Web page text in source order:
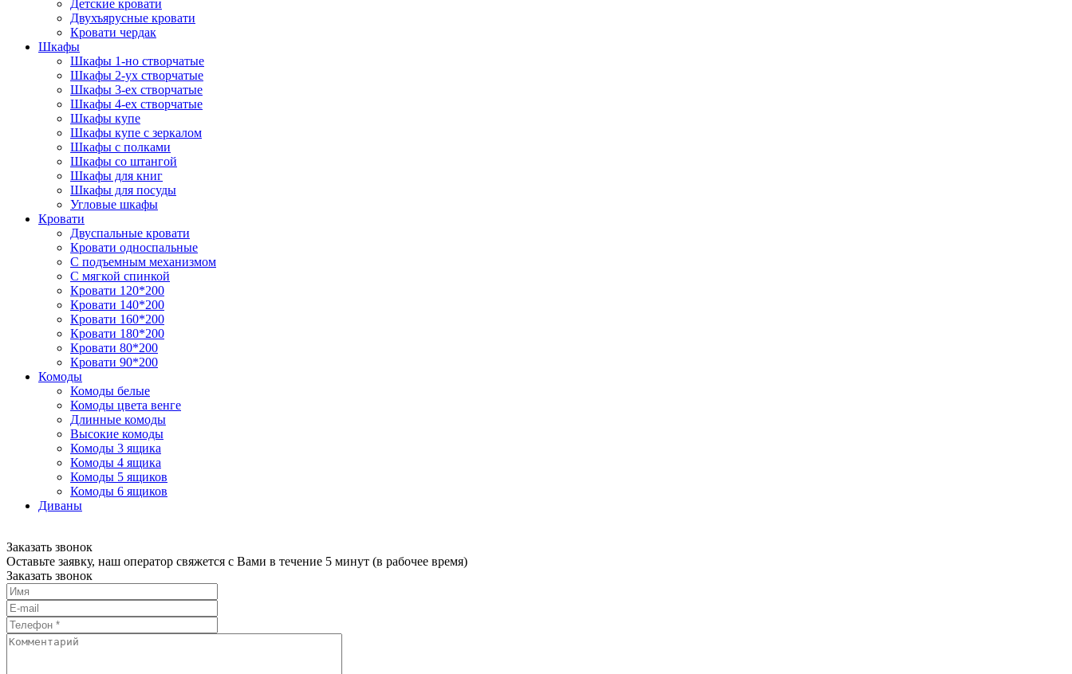
Детские кровати
Двухъярусные кровати
Кровати чердак
Шкафы
Шкафы 1-но створчатые
Шкафы 2-ух створчатые
Шкафы 3-ех створчатые
Шкафы 4-ех створчатые
Шкафы купе
Шкафы купе с зеркалом
Шкафы с полками
Шкафы со штангой
Шкафы для книг
Шкафы для посуды
Угловые шкафы
Кровати
Двуспальные кровати
Кровати односпальные
С подъемным механизмом
С мягкой спинкой
Кровати 120*200
Кровати 140*200
Кровати 160*200
Кровати 180*200
Кровати 80*200
Кровати 90*200
Комоды
Комоды белые
Комоды цвета венге
Длинные комоды
Высокие комоды
Комоды 3 ящика
Комоды 4 ящика
Комоды 5 ящиков
Комоды 6 ящиков
Диваны
Заказать звонок
Оставьте заявку, наш оператор свяжется с Вами в течение 5 минут (в рабочее время)
Заказать звонок